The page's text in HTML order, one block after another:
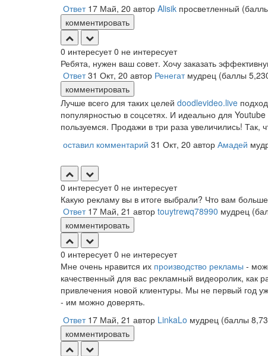
Ответ 17 Май, 20 автор Alisik просветленный
комментировать
0 интересует 0 не интересует
Ребята, нужен ваш совет. Хочу заказать
Ответ 31 Окт, 20 автор Ренегат мудрец (баллы
комментировать
Лучше всего для таких целей doodlevideo.live
популярностью в соцсетях. И идеально для
пользуемся. Продажи в три раза увеличились! Так,
оставил комментарий 31 Окт, 20 автор Амадей
0 интересует 0 не интересует
Какую рекламу вы в итоге выбрали? Что вам больше
Ответ 17 Май, 21 автор touytrewq78990 мудрец
комментировать
0 интересует 0 не интересует
Мне очень нравится их производство рекламы -
качественный для вас рекламный видеоролик, как
привлечения новой клиентуры. Мы не первый год
- им можно доверять.
Ответ 17 Май, 21 автор LinkaLo мудрец (баллы
комментировать